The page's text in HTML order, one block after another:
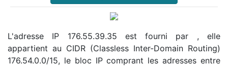
L'adresse IP 176.55.39.35 est fourni par , elle
appartient au CIDR (Classless Inter-Domain Routing)
176.54.0.0/15, le bloc IP comprant les adresses entre